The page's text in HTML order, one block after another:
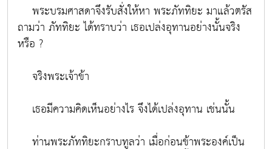
พระบรมศาสดาจึงรับสั่งให้หา พระภัททิยะ มาแล้วตรัส
ถามว่า ภัททิยะ ได้ทราบว่า เธอเปล่งอุทานอย่างนั้นจริง
หรือ ?
จริงพระเจ้าข้า
เธอมีความคิดเห็นอย่างไร จึงได้เปล่งอุทาน เช่นนั้น
ท่านพระภัททิยะกราบทูลว่า เมื่อก่อนข้าพระองค์เป็น